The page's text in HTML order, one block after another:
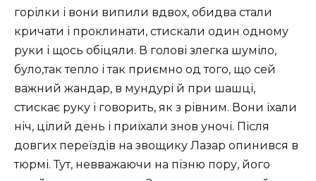
горілки і вони випили вдвох, обидва стали
кричати і проклинати, стискали один одному
руки і щось обіцяли. В голові злегка шуміло,
було,так тепло і так приємно од того, що сей
важний жандар, в мундурі й при шашці,
стискає руку і говорить, як з рівним. Вони їхали
ніч, цілий день і приїхали знов уночі. Після
довгих переїздів на звощику Лазар опинився в
тюрмі. Тут, невважаючи на пізню пору, його